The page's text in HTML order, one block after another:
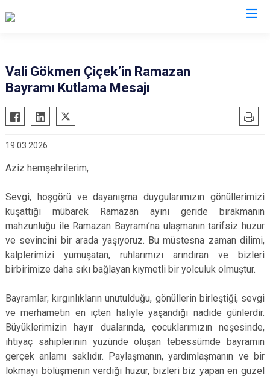
Vali Gökmen Çiçek’in Ramazan
Bayramı Kutlama Mesajı
19.03.2026
Aziz hemşehrilerim,
Sevgi, hoşgörü ve dayanışma duygularımızın gönüllerimizi
kuşattığı mübarek Ramazan ayını geride bırakmanın
mahzunluğu ile Ramazan Bayramı’na ulaşmanın tarifsiz huzur
ve sevincini bir arada yaşıyoruz. Bu müstesna zaman dilimi,
kalplerimizi yumuşatan, ruhlarımızı arındıran ve bizleri
birbirimize daha sıkı bağlayan kıymetli bir yolculuk olmuştur.
Bayramlar; kırgınlıkların unutulduğu, gönüllerin birleştiği, sevgi
ve merhametin en içten haliyle yaşandığı nadide günlerdir.
Büyüklerimizin hayır dualarında, çocuklarımızın neşesinde,
ihtiyaç sahiplerinin yüzünde oluşan tebessümde bayramın
gerçek anlamı saklıdır. Paylaşmanın, yardımlaşmanın ve bir
lokmayı bölüşmenin verdiği huzur, bizleri biz yapan en güzel